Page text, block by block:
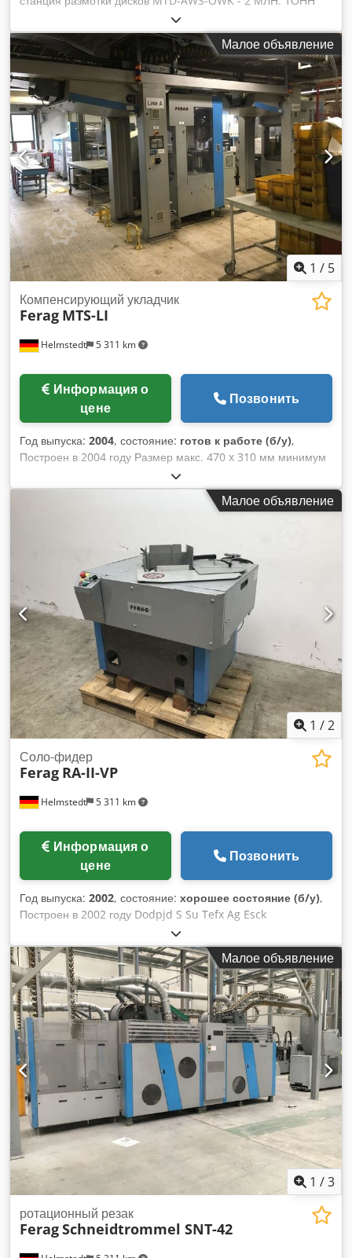
Комбинированная размоточная станция - 1 MTD-ZSF-LI-
MSD Dedpfx Agsc Ihxrs Ejck Стек-пакер LAT - 1 LAT-2:1
Малое объявление
1 / 5
Helmstedt 5 311 km
Компенсирующий укладчик
Ferag MTS-LI
цене
Позвонить
Год выпуска: 2004, состояние: готов к работе (б/у),
Построен в 2004 году Размер макс. 470 x 310 мм минимум
210 x 148 мм Dcodpfxsdygvzs Ag Eek Скорость макс. 90.000
Экс./ч
Малое объявление
1 /2
Helmstedt 5 311 km
Соло-фидер
Ferag RA-II-VP
цене
Позвонить
Год выпуска: 2002, состояние: хорошее состояние (б/у),
Построен в 2002 году Dodpjd S Su Tefx Ag Esck
Малое объявление
1 /3
ротационный резак
FeragSchneidtrommel SNT-42